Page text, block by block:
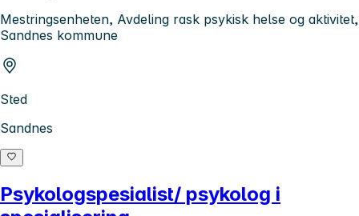
Mestringsenheten, Avdeling rask psykisk helse og aktivitet,
Sandnes kommune
Sted
Sandnes
Psykologspesialist/ psykolog i